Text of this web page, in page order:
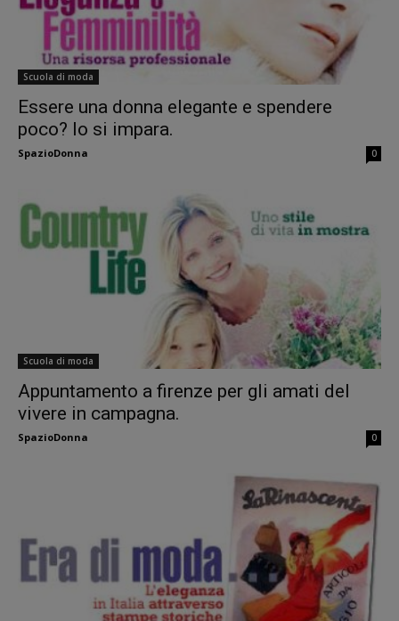
Scuola di moda
Essere una donna elegante e spendere
poco? lo si impara.
SpazioDonna 0
Scuola di moda
Appuntamento a firenze per gli amati del
vivere in campagna.
SpazioDonna 0